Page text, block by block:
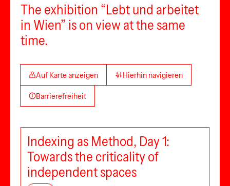
The exhibition “Lebt und arbeitet
in Wien” is on view at the same
time.
Auf Karte anzeigen Hierhin navigieren
Barrierefreiheit
Indexing as Method, Day 1:
Towards the criticality of
independent spaces